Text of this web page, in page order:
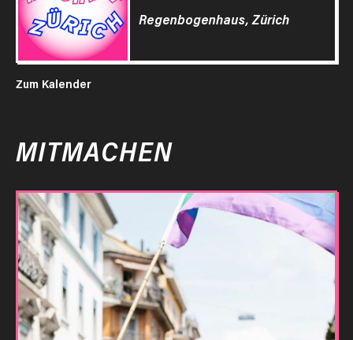
Regenbogenhaus, Zürich
Zum Kalender
MITMACHEN